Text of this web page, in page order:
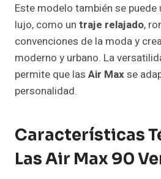
Este modelo también se
lujo, como un traje relajado,
convenciones de la moda y
moderno y urbano. La
permite que las Air Maxse
personalidad.
Características
Las Air Max 90